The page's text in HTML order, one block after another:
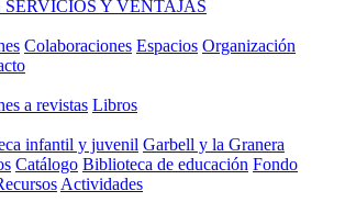
Y VENTAJAS
Colaboraciones Espacios Organización
a revistas Libros
infantil y juvenil Garbell y la Granera
Catálogo Biblioteca de educación Fondo
Actividades